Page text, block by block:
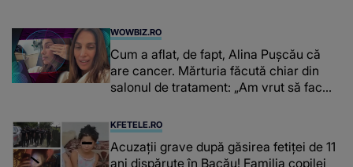
WOWBIZ.RO
Cum a aflat, de fapt, Alina Pușcău că
are cancer. Mărturia făcută chiar din
salonul de tratament: „Am vrut să fac
înțepe sânul”
KFETELE.RO
Acuzații grave după găsirea fetiței de 11
ani dispărute în Bacău! Familia copilei